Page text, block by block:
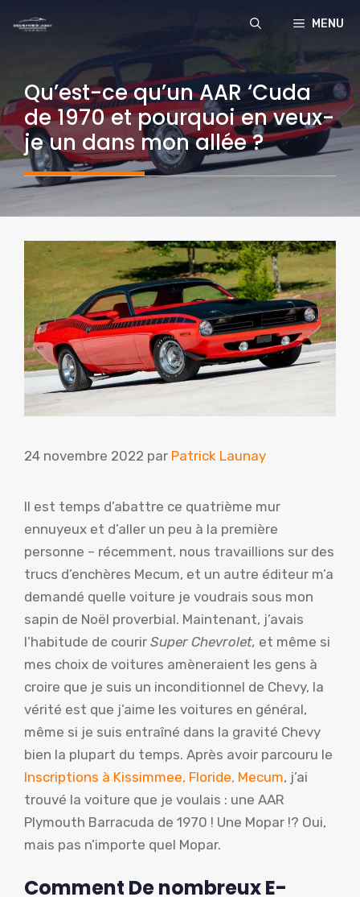
MENU
Qu’est-ce qu’un AAR ‘Cuda
de 1970 et pourquoi en veux-
je un dans mon allée ?
24 novembre 2022 par Patrick Launay
Il est temps d’abattre ce quatrième mur
ennuyeux et d’aller un peu à la première
personne – récemment, nous travaillions sur des
trucs d’enchères Mecum, et un autre éditeur m’a
demandé quelle voiture je voudrais sous mon
sapin de Noël proverbial. Maintenant, j’avais
l’habitude de courir Super Chevrolet, et même si
mes choix de voitures amèneraient les gens à
croire que je suis un inconditionnel de Chevy, la
vérité est que j’aime les voitures en général,
même si je suis entraîné dans la gravité Chevy
bien la plupart du temps. Après avoir parcouru le
Inscriptions à Kissimmee, Floride, Mecum, j’ai
trouvé la voiture que je voulais : une AAR
Plymouth Barracuda de 1970 ! Une Mopar !? Oui,
mais pas n’importe quel Mopar.
Comment De nombreux E-